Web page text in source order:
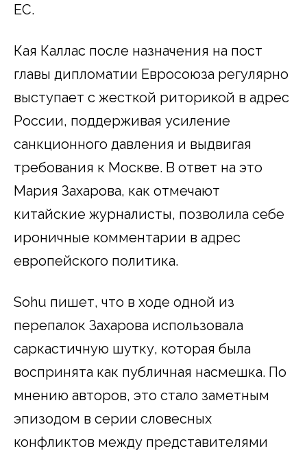
ЕС.
Кая Каллас после назначения на пост
главы дипломатии Евросоюза регулярно
выступает с жесткой риторикой в адрес
России, поддерживая усиление
санкционного давления и выдвигая
требования к Москве. В ответ на это
Мария Захарова, как отмечают
китайские журналисты, позволила себе
ироничные комментарии в адрес
европейского политика.
Sohu пишет, что в ходе одной из
перепалок Захарова использовала
саркастичную шутку, которая была
воспринята как публичная насмешка. По
мнению авторов, это стало заметным
эпизодом в серии словесных
конфликтов между представителями